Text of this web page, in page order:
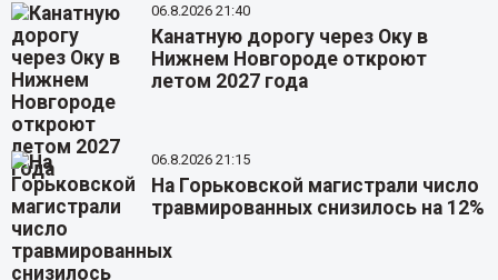
06.8.2026 21:40
Канатную дорогу через Оку в
Нижнем Новгороде откроют
летом 2027 года
06.8.2026 21:15
На Горьковской магистрали число
травмированных снизилось на 12%